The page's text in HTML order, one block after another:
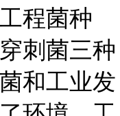
程菌种
刺菌三种
和工业发